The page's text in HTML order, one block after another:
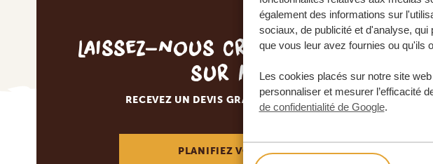
également des informations sur
sociaux, de publicité et d'analyse,
que vous leur avez fournies ou qu'ils
Les cookies placés sur notre site
personnaliser et mesurer l’efficacité
de confidentialité de Google.
Laissez-nous créer votre voyage
sur mesure
RECEVEZ UN DEVIS GRATUIT, SANS ENGAGEMENT
PLANIFIEZ VOTRE AVENTURE